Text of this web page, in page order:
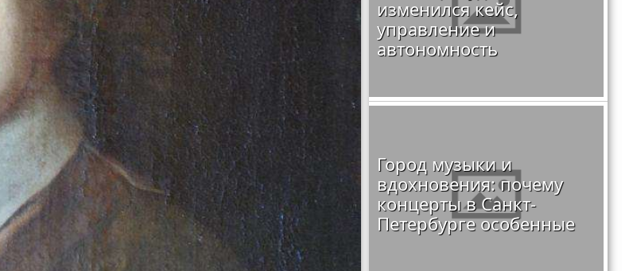
изменился кейс,
управление и
автономность
Город музыки и
вдохновения: почему
концерты в Санкт-
Петербурге особенные